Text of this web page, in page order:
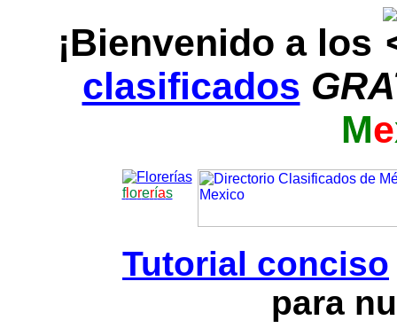
¡Bienvenido a los
clasificados
Me
florerías
Tutorial conciso
para